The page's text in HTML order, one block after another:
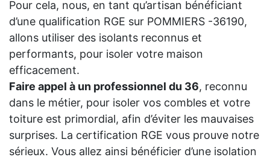
Pour cela, nous, en tant qu’artisan bénéficiant
d’une qualification RGE sur POMMIERS -36190,
allons utiliser des isolants reconnus et
performants, pour isoler votre maison
efficacement.
Faire appel à un professionnel du 36, reconnu
dans le métier, pour isoler vos combles et votre
toiture est primordial, afin d’éviter les mauvaises
surprises. La certification RGE vous prouve notre
sérieux. Vous allez ainsi bénéficier d’une isolation